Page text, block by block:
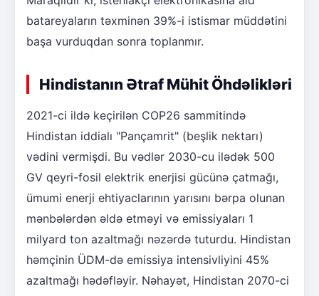
batareyaların təxminən 39%-i istismar müddətini
başa vurduqdan sonra toplanmır.
Hindistanın Ətraf Mühit Öhdəlikləri
2021-ci ildə keçirilən COP26 sammitində
Hindistan iddialı "Pançamrit" (beşlik nektarı)
vədini vermişdi. Bu vədlər 2030-cu ilədək 500
GV qeyri-fosil elektrik enerjisi gücünə çatmağı,
ümumi enerji ehtiyaclarının yarısını bərpa olunan
mənbələrdən əldə etməyi və emissiyaları 1
milyard ton azaltmağı nəzərdə tuturdu. Hindistan
həmçinin ÜDM-də emissiya intensivliyini 45%
azaltmağı hədəfləyir. Nəhayət, Hindistan 2070-ci